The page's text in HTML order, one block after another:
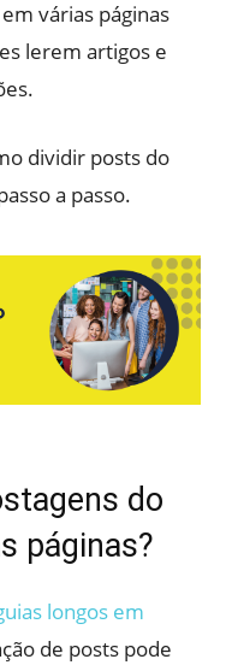
várias páginas
lerem artigos e
dividir posts do
a passo.
do
páginas?
longos em
de posts pode